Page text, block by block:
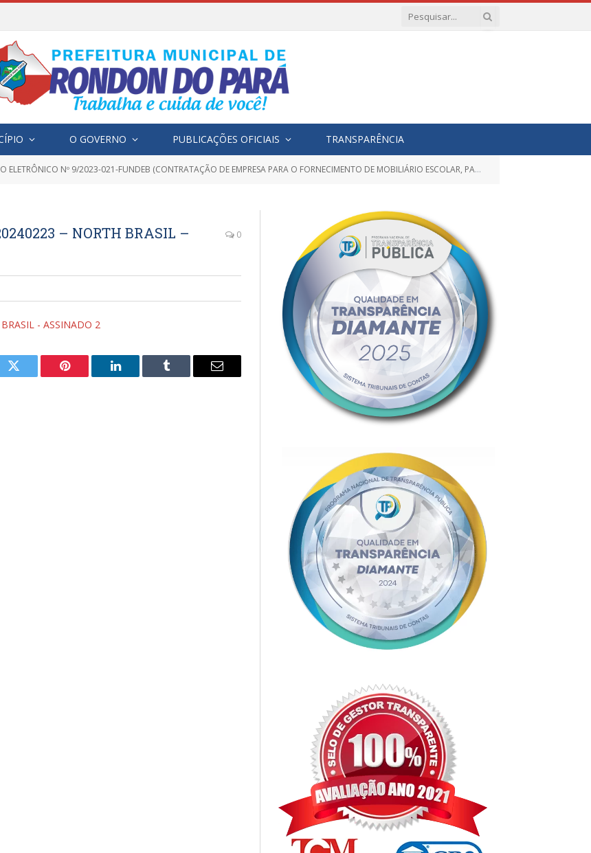
O GOVERNO PUBLICAÇÕES OFICIAIS TRANSPARÊNCIA
Nº 9/2023-021-FUNDEB (CONTRATAÇÃO DE EMPRESA PARA O FORNECIMENTO DE MOBILIÁRIO ESCOLAR, PARA ATENDER A DEMANDA DA SECRETARIA MUNICIPAL DE EDUCAÇÃO E SUAS UNIDADES ESCOLARES, ATRAVÉS DO FUNDEB DESTE MUNICÍPIO DE RONDON DO PARÁ)
– NORTH BRASIL –
0
- ASSINADO 2
Twitter Pinterest LinkedIn Tumblr
E-